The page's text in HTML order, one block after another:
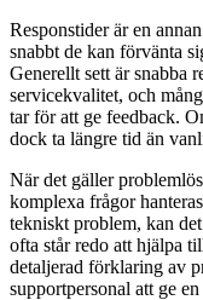
Responstider är en
snabbt de kan förvänta
Generellt sett är snabba
servicekvalitet, och
tar för att ge feedback.
dock ta längre tid än
När det gäller
komplexa frågor
tekniskt problem, kan
ofta står redo att hjälpa
detaljerad förklaring av
supportpersonal att ge